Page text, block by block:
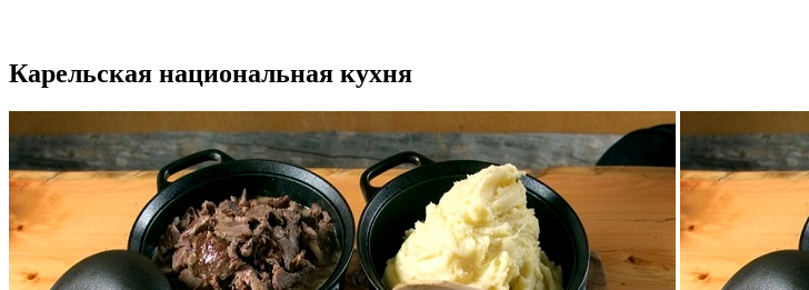
Карельская национальная кухня